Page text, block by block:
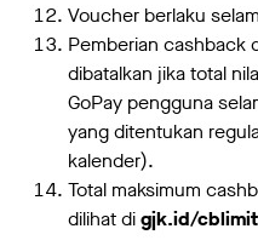
Voucher berlaku
Pemberian cashback
dibatalkan jika total
GoPay pengguna
yang ditentukan
kalender).
Total maksimum
dilihat digjk.id/